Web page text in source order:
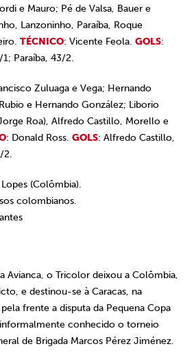
e Mauro; Pé de Valsa, Bauer e
Lanzoninho, Paraíba, Roque
TÉCNICO: Vicente Feola. GOLS:
Paraíba, 43/2.
Zuluaga e Vega; Hernando
e Hernando González; Liborio
Roa), Alfredo Castillo, Morello e
: Donald Ross. GOLS: Alfredo Castillo,
2.
(Colômbia).
colombianos.
Avianca, o Tricolor deixou a Colômbia,
e destinou-se à Caracas, na
frente a disputa da Pequena Copa
conhecido o torneio
de Brigada Marcos Pérez Jiménez.